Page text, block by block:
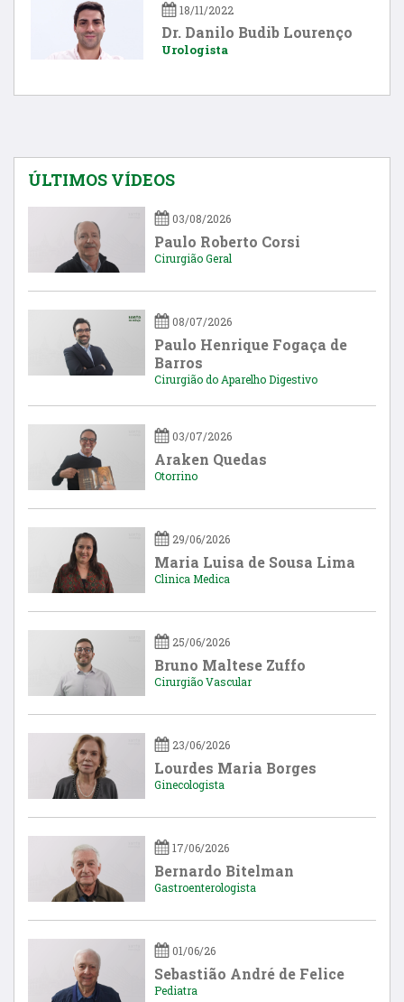
18/11/2022
Dr. Danilo Budib Lourenço
Urologista
ÚLTIMOS VÍDEOS
03/08/2026
Paulo Roberto Corsi
Cirurgião Geral
08/07/2026
Paulo Henrique Fogaça de
Barros
Cirurgião do Aparelho Digestivo
03/07/2026
Araken Quedas
Otorrino
29/06/2026
Maria Luisa de Sousa Lima
Clinica Medica
25/06/2026
Bruno Maltese Zuffo
Cirurgião Vascular
23/06/2026
Lourdes Maria Borges
Ginecologista
17/06/2026
Bernardo Bitelman
Gastroenterologista
01/06/26
Sebastião André de Felice
Pediatra